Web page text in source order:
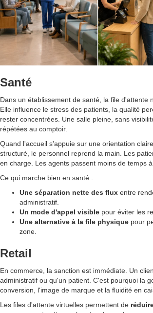
Santé
Dans un établissement de santé, la file d'attente
Elle influence le stress des patients, la qualité
rester concentrées. Une salle pleine, sans
répétées au comptoir.
Quand l'accueil s'appuie sur une orientation
structuré, le personnel reprend la main. Les
en charge. Les agents passent moins de temps
Ce qui marche bien en santé :
Une séparation nette des flux entre
administratif.
Un mode d'appel visible pour éviter les
Une alternative à la file physique pour
zone.
Retail
En commerce, la sanction est immédiate. Un
administratif ou qu'un patient. C'est pourquoi la
conversion, l'image de marque et la fluidité en
Les files d'attente virtuelles permettent de